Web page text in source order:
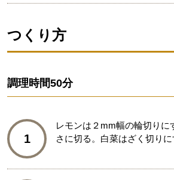
つくり方
調理時間50分
1
レモンは２mm幅の輪切りに
さに切る。白菜はざく切りに